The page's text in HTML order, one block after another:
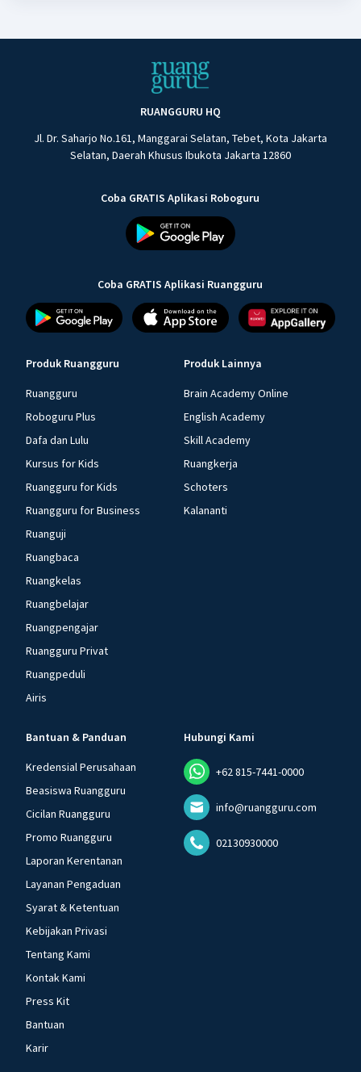
RUANGGURU HQ
Jl. Dr. Saharjo No.161, Manggarai Selatan, Tebet, Kota Jakarta
Selatan, Daerah Khusus Ibukota Jakarta 12860
Coba GRATIS Aplikasi Roboguru
Coba GRATIS Aplikasi Ruangguru
Produk Ruangguru
Ruangguru
Roboguru Plus
Dafa dan Lulu
Kursus for Kids
Ruangguru for Kids
Ruangguru for Business
Ruanguji
Ruangbaca
Ruangkelas
Ruangbelajar
Ruangpengajar
Ruangguru Privat
Ruangpeduli
Airis
Produk Lainnya
Brain Academy Online
English Academy
Skill Academy
Ruangkerja
Schoters
Kalananti
Bantuan & Panduan
Kredensial Perusahaan
Beasiswa Ruangguru
Cicilan Ruangguru
Promo Ruangguru
Laporan Kerentanan
Layanan Pengaduan
Syarat & Ketentuan
Kebijakan Privasi
Tentang Kami
Kontak Kami
Press Kit
Bantuan
Karir
Hubungi Kami
+62 815-7441-0000
info@ruangguru.com
02130930000